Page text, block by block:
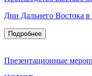
Дни Дальнего
Подробнее
Презентационные